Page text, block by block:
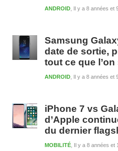
Il y a 8 années et
ANDROID
Samsung
date de sortie,
tout ce que l’on
Il y a 8 années et
ANDROID
iPhone 7 vs
d’Apple
du dernier
Il y a 8 années et
MOBILITÉ